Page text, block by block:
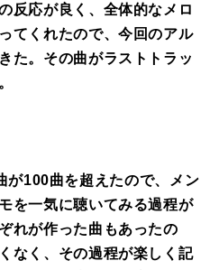
反応が良く、全体的なメロ
てくれたので、今回のアル
た。その曲がラストトラッ
100曲を超えたので、メン
を一気に聴いてみる過程が
れが作った曲もあったの
なく、その過程が楽しく記